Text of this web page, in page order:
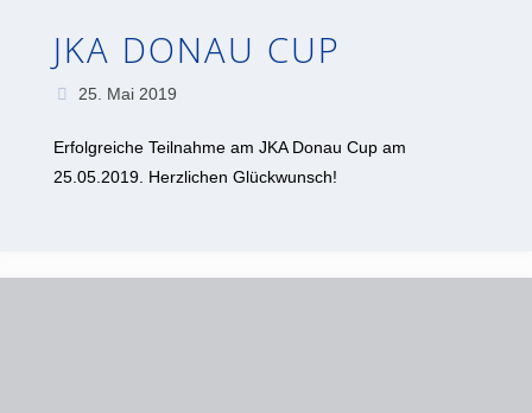
JKA DONAU CUP
25. Mai 2019
Erfolgreiche Teilnahme am JKA Donau Cup am
25.05.2019. Herzlichen Glückwunsch!